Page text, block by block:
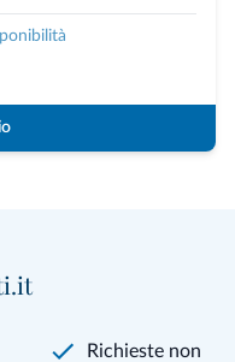
Richieste non